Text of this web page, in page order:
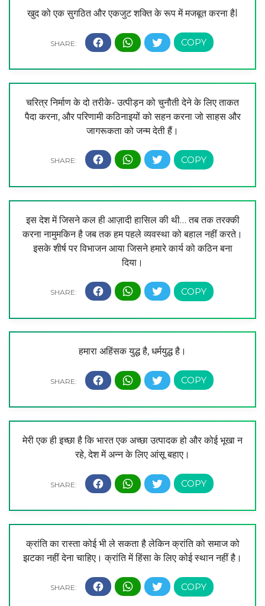
खुद को एक सुगठित और एकजुट शक्ति के रूप में मजबूत करना हैl
चरित्र निर्माण के दो तरीके- उत्पीड़न को चुनौती देने के लिए ताकत
पैदा करना, और परिणामी कठिनाइयों को सहन करना जो साहस और
जागरूकता को जन्म देती हैं।
इस देश में जिसने कल ही आज़ादी हासिल की थी… तब तक तरक्की
करना नामुमकिन है जब तक हम पहले व्यवस्था को बहाल नहीं करते।
इसके शीर्ष पर विभाजन आया जिसने हमारे कार्य को कठिन बना
दिया।
हमारा अहिंसक युद्ध है, धर्मयुद्ध है।
मेरी एक ही इच्छा है कि भारत एक अच्छा उत्पादक हो और कोई भूखा न
रहे, देश में अन्न के लिए आंसू बहाए।
क्रांति का रास्ता कोई भी ले सकता है लेकिन क्रांति को समाज को
झटका नहीं देना चाहिए। क्रांति में हिंसा के लिए कोई स्थान नहीं है।